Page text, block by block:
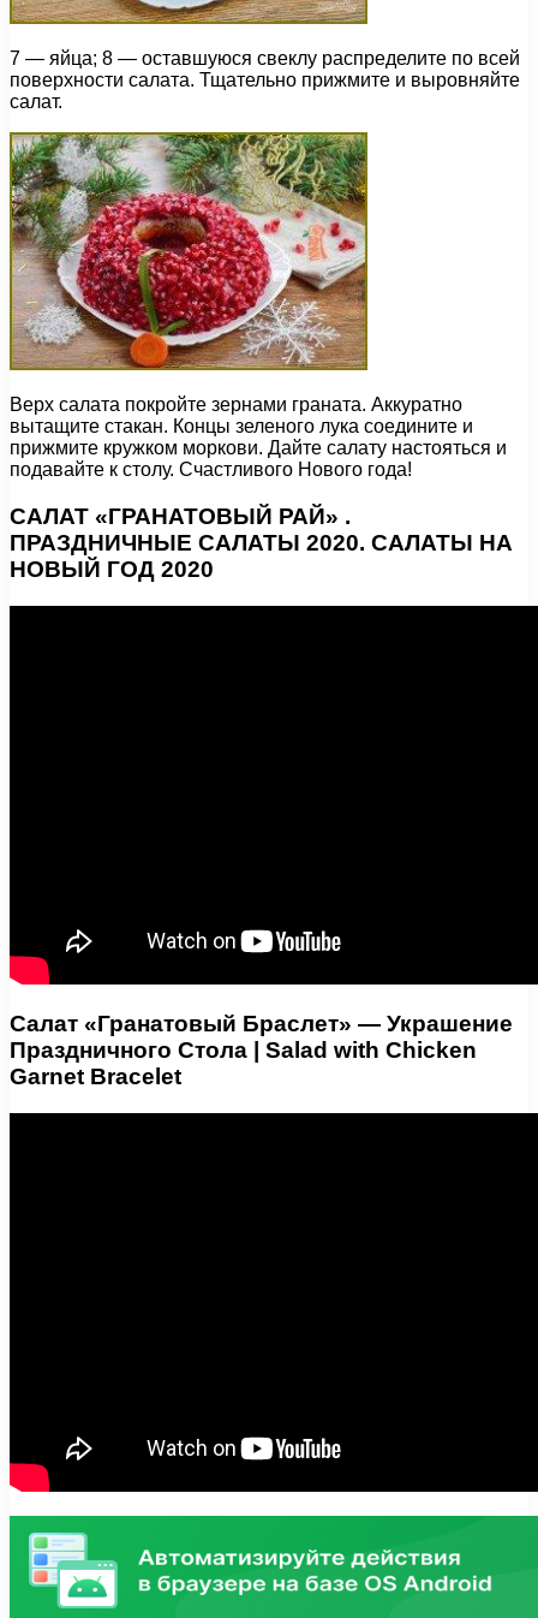
7 — яйца; 8 — оставшуюся свеклу распределите по всей
поверхности салата. Тщательно прижмите и выровняйте
салат.
Верх салата покройте зернами граната. Аккуратно
вытащите стакан. Концы зеленого лука соедините и
прижмите кружком моркови. Дайте салату настояться и
подавайте к столу. Счастливого Нового года!
САЛАТ «ГРАНАТОВЫЙ РАЙ» .
ПРАЗДНИЧНЫЕ САЛАТЫ 2020. САЛАТЫ НА
НОВЫЙ ГОД 2020
Салат «Гранатовый Браслет» — Украшение
Праздничного Стола | Salad with Chicken
Garnet Bracelet